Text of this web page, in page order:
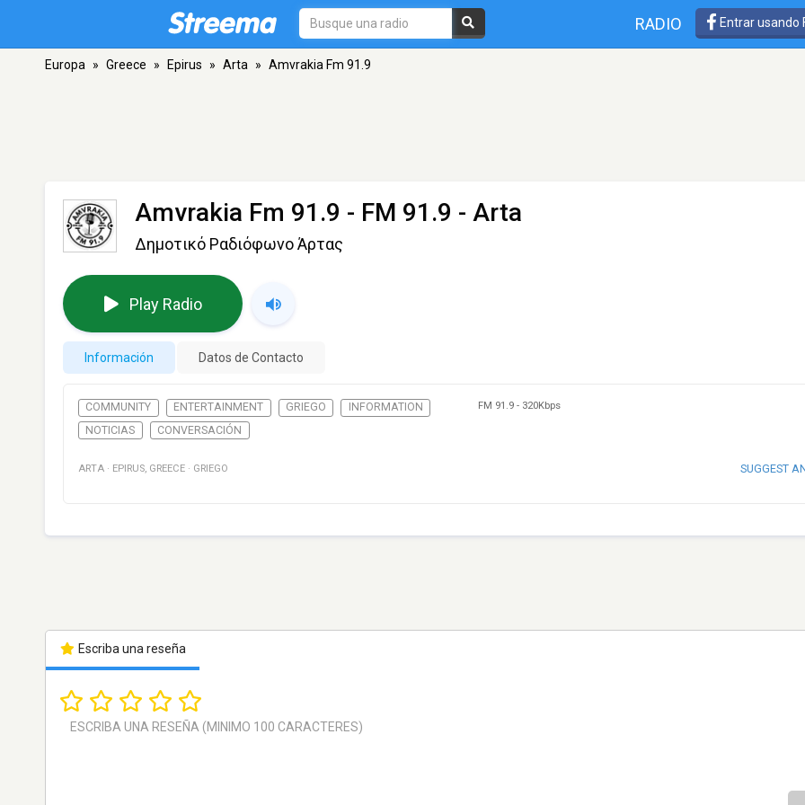
RADIO Entrar usando
Europa » Greece » Epirus » Arta » Amvrakia Fm 91.9
Amvrakia Fm 91.9 - FM 91.9 - Arta
Δημοτικό Ραδιόφωνο Άρτας
Play Radio
Información Datos de Contacto
COMMUNITY ENTERTAINMENT GRIEGO
INFORMATION
NOTICIAS
CONVERSACIÓN
FM 91.9 - 320Kbps
ARTA · EPIRUS, GREECE · GRIEGO SUGGEST
Escriba una reseña